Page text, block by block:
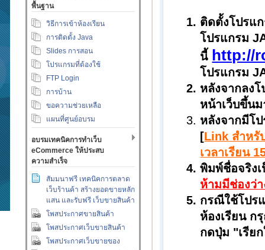
พื้นฐาน
วิธีการเข้าห้องเรียน
การติดตั้ง Java
Slides การสอน
โปรแกรมที่ต้องใช้
FTP Login
การบ้าน
ขอความช่วยเหลือ
แผนที่ศูนย์อบรม
อบรมเทคนิคการทำเว็บ
eCommerce ให้ประสบ
ความสำเร็จ
สัมมนาฟรี เทคนิคการตลาด
เว็บร้านค้า สร้างยอดขายหลัก
แสน และรับฟรี เว็บขายสินค้า
โพสประกาศขายสินค้า
โพสประกาศเว็บขายสินค้า
โพสประกาศเว็บขายของ
ติดตั้งโปรแ
โปรแกรม
นี้ http://
โปรแกรม
หลังจากลง
หน้าเว็บขึ้น
หลังจากมีโ
[Link สำหรั
เวลาเรียน
พิมพ์ชื่อจริง
ห้ามมีช่องว่
กรณีใช้โปร
ห้องเรียน ก
กดปุ่ม "เรีย